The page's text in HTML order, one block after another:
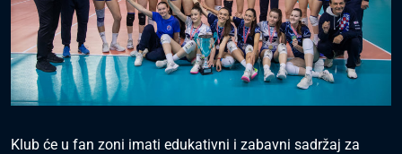
Klub će u fan zoni imati edukativni i zabavni sadržaj za